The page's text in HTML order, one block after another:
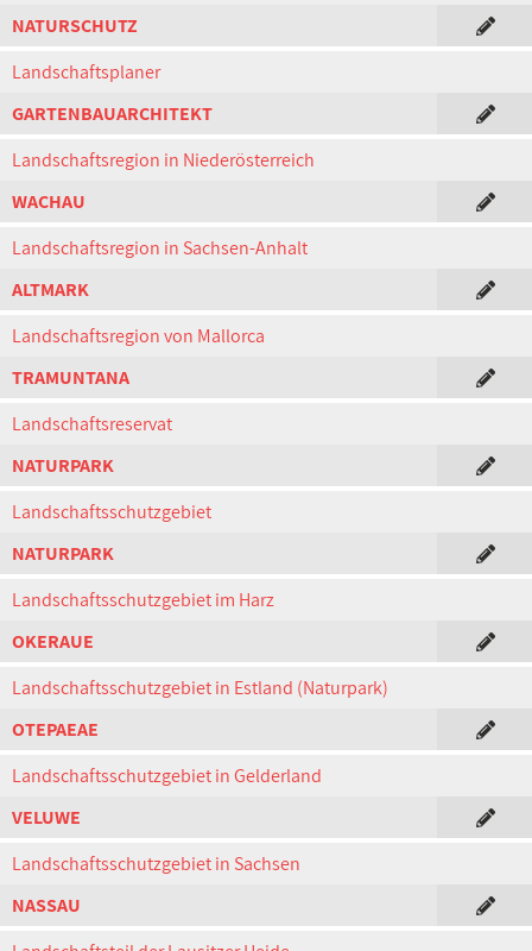
NATURSCHUTZ
Landschaftsplaner
GARTENBAUARCHITEKT
Landschaftsregion in Niederösterreich
WACHAU
Landschaftsregion in Sachsen-Anhalt
ALTMARK
Landschaftsregion von Mallorca
TRAMUNTANA
Landschaftsreservat
NATURPARK
Landschaftsschutzgebiet
NATURPARK
Landschaftsschutzgebiet im Harz
OKERAUE
Landschaftsschutzgebiet in Estland (Naturpark)
OTEPAEAE
Landschaftsschutzgebiet in Gelderland
VELUWE
Landschaftsschutzgebiet in Sachsen
NASSAU